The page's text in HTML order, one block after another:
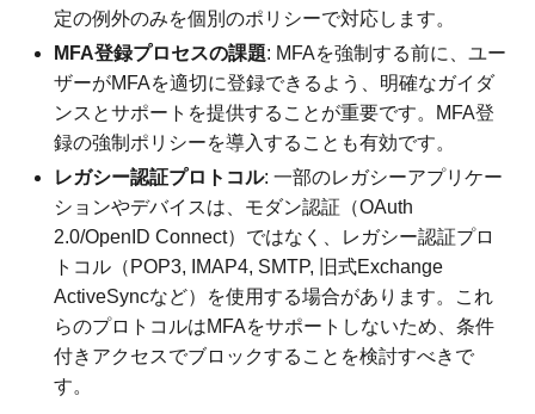
定の例外のみを個別のポリシーで対応します。
MFA登録プロセスの課題: MFAを強制する前に、ユー
ザーがMFAを適切に登録できるよう、明確なガイダ
ンスとサポートを提供することが重要です。MFA登
録の強制ポリシーを導入することも有効です。
レガシー認証プロトコル: 一部のレガシーアプリケー
ションやデバイスは、モダン認証（OAuth
2.0/OpenID Connect）ではなく、レガシー認証プロ
トコル（POP3, IMAP4, SMTP, 旧式Exchange
ActiveSyncなど）を使用する場合があります。これ
らのプロトコルはMFAをサポートしないため、条件
付きアクセスでブロックすることを検討すべきで
す。